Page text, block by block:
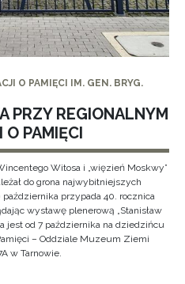
O PAMIĘCI IM. GEN. BRYG.
PRZY REGIONALNYM
PAMIĘCI
Witosa i „więzień Moskwy”
do grona najwybitniejszych
przypada 40. rocznica
wystawę plenerową „Stanisław
jest od 7 października na dziedzińcu
– Oddziale Muzeum Ziemi
w Tarnowie.